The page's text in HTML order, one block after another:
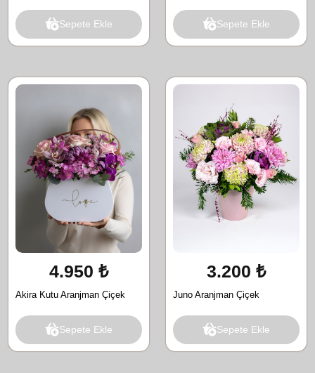
Sepete Ekle Sepete Ekle
4.950 ₺
Akira Kutu Aranjman Çiçek
Sepete Ekle
3.200 ₺
Juno Aranjman Çiçek
Sepete Ekle